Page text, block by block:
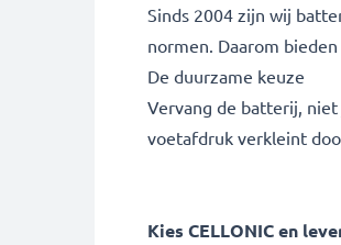
Sinds 2004 zijn wij
normen. Daarom
De duurzame keuze
Vervang de batterij,
voetafdruk verkleint
Kies CELLONIC en